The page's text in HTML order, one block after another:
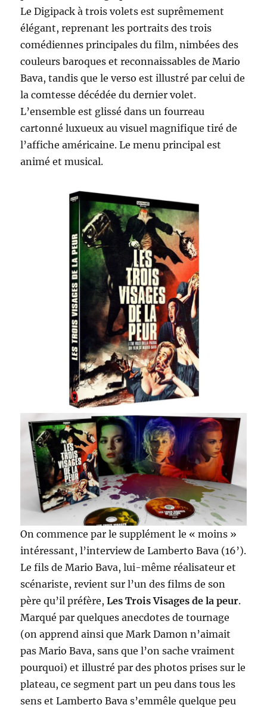
Le Digipack à trois volets est suprêmement
élégant, reprenant les portraits des trois
comédiennes principales du film, nimbées des
couleurs baroques et reconnaissables de Mario
Bava, tandis que le verso est illustré par celui de
la comtesse décédée du dernier volet.
L’ensemble est glissé dans un fourreau
cartonné luxueux au visuel magnifique tiré de
l’affiche américaine. Le menu principal est
animé et musical.
On commence par le supplément le « moins »
intéressant, l’interview de Lamberto Bava (16’).
Le fils de Mario Bava, lui-même réalisateur et
scénariste, revient sur l’un des films de son
père qu’il préfère,Les Trois Visages de la peur.
Marqué par quelques anecdotes de tournage
(on apprend ainsi que Mark Damon n’aimait
pas Mario Bava, sans que l’on sache vraiment
pourquoi) et illustré par des photos prises sur le
plateau, ce segment part un peu dans tous les
sens et Lamberto Bava s’emmêle quelque peu